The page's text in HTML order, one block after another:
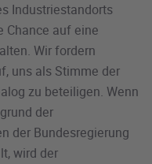
Industriestandorts
Chance auf eine
Wir fordern
uns als Stimme der
zu beteiligen. Wenn
der
der Bundesregierung
wird der